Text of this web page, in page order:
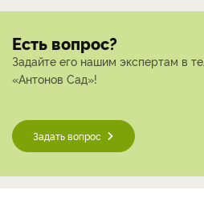
Есть вопрос?
Задайте его нашим экспертам в
«Антонов Сад»!
Задать вопрос